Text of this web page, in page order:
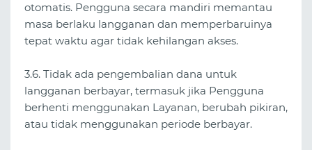
otomatis. Pengguna secara mandiri memantau
masa berlaku langganan dan memperbaruinya
tepat waktu agar tidak kehilangan akses.
3.6. Tidak ada pengembalian dana untuk
langganan berbayar, termasuk jika Pengguna
berhenti menggunakan Layanan, berubah pikiran,
atau tidak menggunakan periode berbayar.